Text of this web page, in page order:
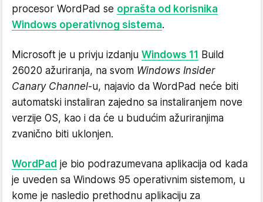
procesor WordPad se oprašta od korisnika
Windows operativnog sistema.
Microsoft je u privju izdanju Windows 11 Build
26020 ažuriranja, na svom Windows Insider
Canary Channel-u, najavio da WordPad neće biti
automatski instaliran zajedno sa instaliranjem nove
verzije OS, kao i da će u budućim ažuriranjima
zvanično biti uklonjen.
WordPad je bio podrazumevana aplikacija od kada
je uveden sa Windows 95 operativnim sistemom, u
kome je nasledio prethodnu aplikaciju za